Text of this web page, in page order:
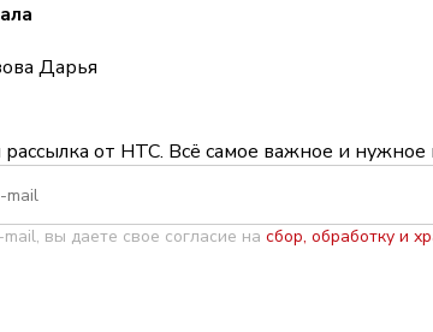
Дарья
от НТС. Всё самое важное и
вы даете свое согласие на сбор, обработку и